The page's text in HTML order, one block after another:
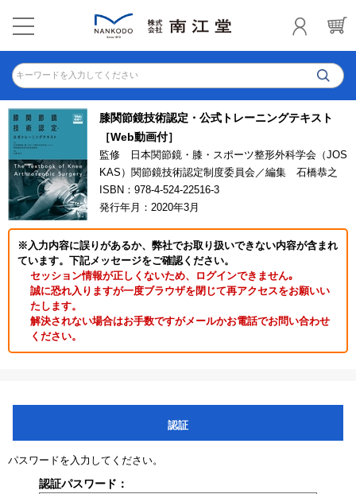
キーワードを入力してください
膝関節鏡技術認定・公式トレーニングテキスト
［Web動画付］
監修 日本関節鏡・膝・スポーツ整形外科学会（JOS
KAS）関節鏡技術認定制度委員会／編集 石橋恭之
ISBN：978-4-524-22516-3
発行年月：2020年3月
※入力内容に誤りがあるか、弊社でお取り扱いできない内容が含まれ
ています。下記メッセージをご確認ください。
セッション情報が正しくないため、ログインできません｡
誠に恐れ入りますが一度ブラウザを閉じて再アクセスをお願いい
たします。
解決されない場合はお手数ですがメールかお電話でお問い合わせ
ください。
認証
パスワードを入力してください。
認証パスワード：